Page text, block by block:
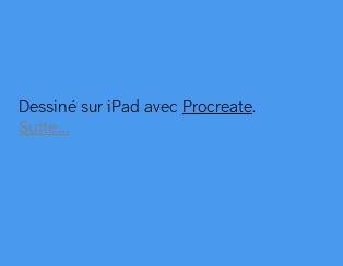
Dessiné sur iPad avec Procreate.
Suite…